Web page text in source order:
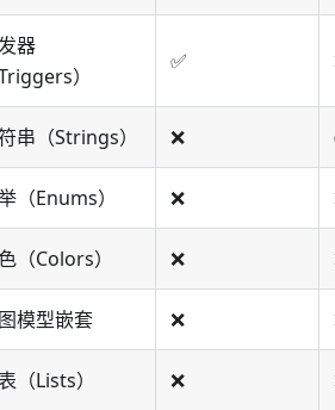
器
Triggers）
✅
串（Strings） ❌
（Enums） ❌
（Colors） ❌
模型嵌套 ❌
（Lists） ❌